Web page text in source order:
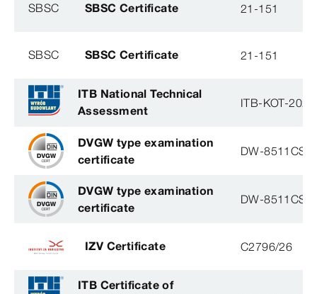
SBSC SBSC Certificate 21-151
SBSC SBSC Certificate 21-151
ITB National Technical
Assessment
ITB-KOT-
DVGW type examination
certificate
DW-
DVGW type examination
certificate
DW-
IZV Certificate C2796/26
ITB Certificate of